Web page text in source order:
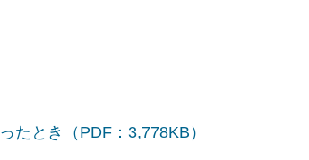
たとき（PDF：3,778KB）